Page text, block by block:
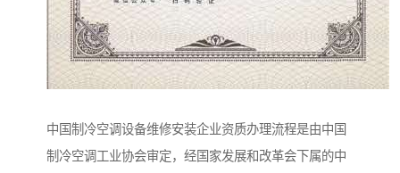
中国制冷空调设备维修安装企业资质办理流程是由中国
制冷空调工业协会审定，经国家发展和改革会下属的中